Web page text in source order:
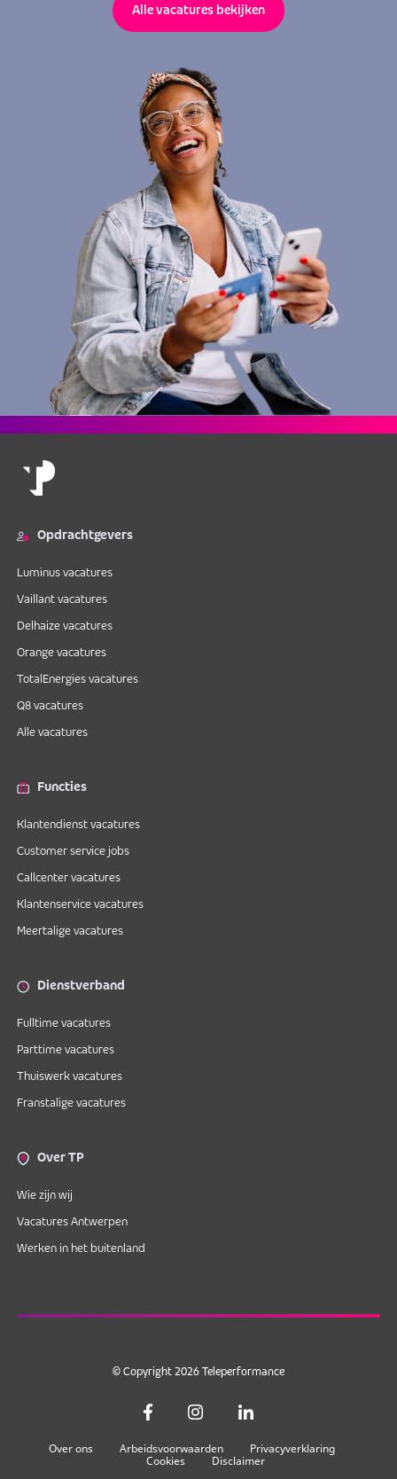
Alle vacatures bekijken
Opdrachtgevers
Luminus vacatures
Vaillant vacatures
Delhaize vacatures
Orange vacatures
TotalEnergies vacatures
Q8 vacatures
Alle vacatures
Functies
Klantendienst vacatures
Customer service jobs
Callcenter vacatures
Klantenservice vacatures
Meertalige vacatures
Dienstverband
Fulltime vacatures
Parttime vacatures
Thuiswerk vacatures
Franstalige vacatures
Over TP
Wie zijn wij
Vacatures Antwerpen
Werken in het buitenland
© Copyright 2026 Teleperformance
Over ons Arbeidsvoorwaarden
Privacyverklaring
Cookies
Disclaimer